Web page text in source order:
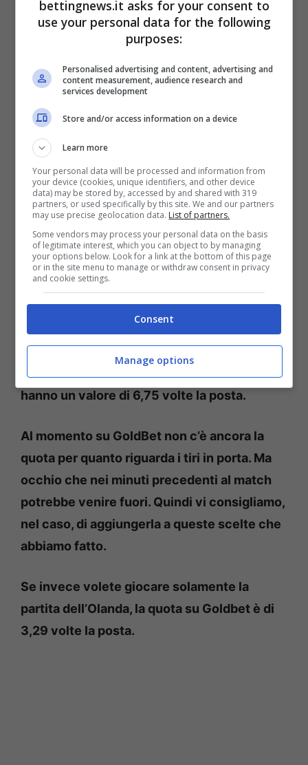
Dopo la sconfitta contro la Turchia, la
Georgia in casa contro la Bulgaria ha un
conto aperto. Deve vincere per forza.
Mikuatadzetroverà sicuramente la rete nel
corso del match, mentre
conclusioni dentro lo specchio: l’ex Napoli ne
ha fatte 4 in totale contro i turchi, quindi ci
sta che possa ripetersi, eccome.
Almeno un tiro in porta, poi, ce lo aspettiamo
anche daDavitashvili,a segno nel match
giocato la scorsa settimana. Esterno sinistro
a tutto campo, ha le qualità di trovare i pali
con i tempi di inserimento perfetti.
Depay marcatore plus, Gakpo over 1,5 tiri in
porta plus e Dumfries over 0,5 tiri in porta
plus, Mikautdze marcatore plus su GoldBet
hanno un valore di 6,75 volte la posta.
Al momento su GoldBet non c’è ancora la
quota per quanto riguarda i tiri in porta. Ma
occhio che nei minuti precedenti al match
potrebbe venire fuori. Quindi vi consigliamo,
nel caso, di aggiungerla a queste scelte che
abbiamo fatto.
Se invece volete giocare solamente la
partita dell’Olanda, la quota su Goldbet è di
3,29 volte la posta.
bettingnews.it asks for your consent to
use your personal data for the following
purposes:
Personalised advertising and content, advertising and
content measurement, audience research and
services development
Store and/or access information on a device
Learn more
Your personal data will be processed and information from
your device (cookies, unique identifiers, and other device
data) may be stored by, accessed by and shared with 319
partners, or used specifically by this site. We and our partners
may use precise geolocation data. List of partners.
Some vendors may process your personal data on the basis
of legitimate interest, which you can object to by managing
your options below. Look for a link at the bottom of this page
or in the site menu to manage or withdraw consent in privacy
and cookie settings.
Consent
Manage options